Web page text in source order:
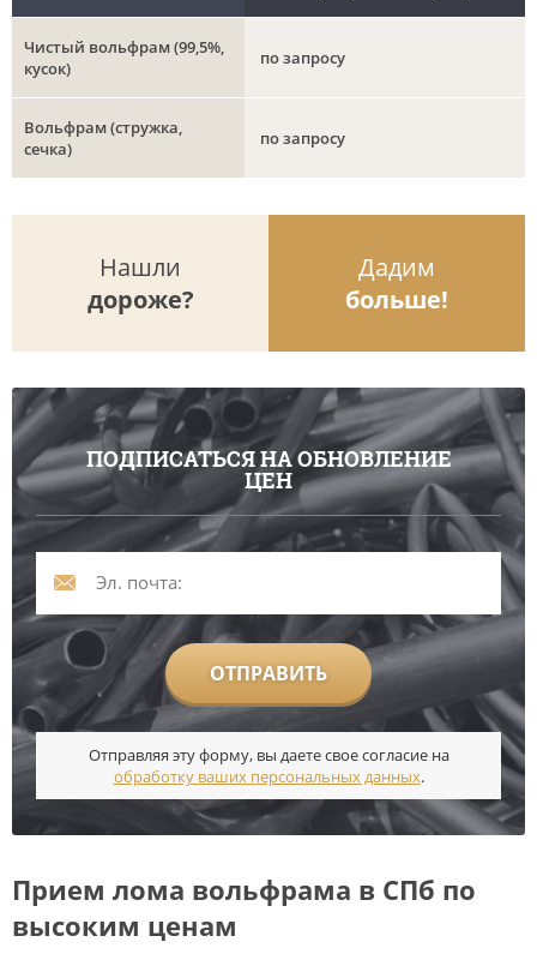
Чистый вольфрам (99,5%,
кусок)
по запросу
Вольфрам (стружка,
сечка)
по запросу
Нашли
дороже?
Дадим
больше!
ПОДПИСАТЬСЯ НА ОБНОВЛЕНИЕ
ЦЕН
ОТПРАВИТЬ
Отправляя эту форму, вы даете свое согласие на
обработку ваших персональных данных.
Прием лома вольфрама в СПб по
высоким ценам